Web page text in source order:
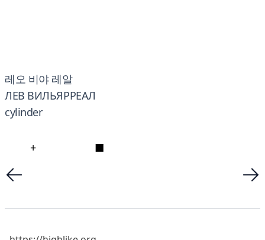
레오 비야 레알
ЛЕВ ВИЛЬЯРРЕАЛ
cylinder
+ ■